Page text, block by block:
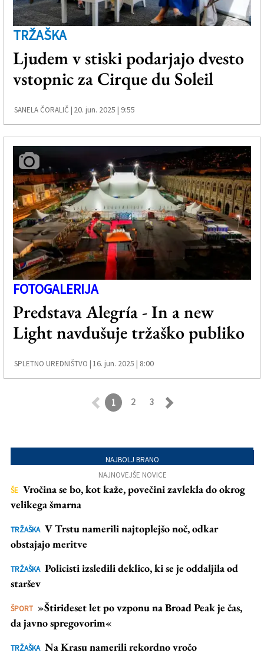
TRŽAŠKA
Ljudem v stiski podarjajo dvesto
vstopnic za Cirque du Soleil
SANELA ČORALIČ | 20. jun. 2025 | 9:55
FOTOGALERIJA
Predstava Alegría - In a new
Light navdušuje tržaško publiko
SPLETNO UREDNIŠTVO |16. jun. 2025 | 8:00
1 2 3
NAJBOLJ BRANO
NAJNOVEJŠE NOVICE
ŠE Vročina se bo, kot kaže, povečini zavlekla do okrog
velikega šmarna
TRŽAŠKA V Trstu namerili najtoplejšo noč, odkar
obstajajo meritve
TRŽAŠKA Policisti izsledili deklico, ki se je oddaljila od
staršev
ŠPORT »Štirideset let po vzponu na Broad Peak je čas,
da javno spregovorim«
TRŽAŠKA Na Krasu namerili rekordno vročo